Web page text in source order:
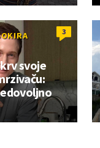
3
svoje